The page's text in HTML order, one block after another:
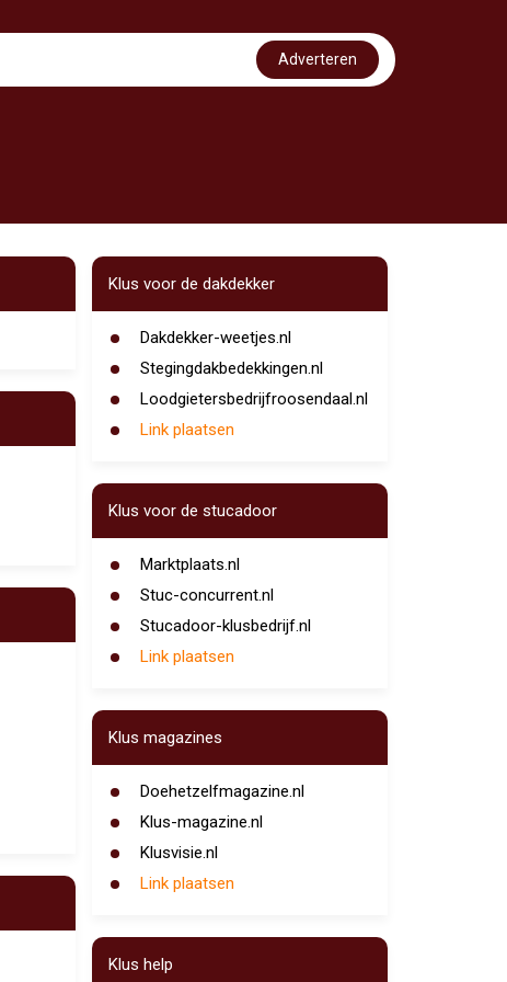
Adverteren
Klus voor de dakdekker
Dakdekker-weetjes.nl
Stegingdakbedekkingen.nl
Loodgietersbedrijfroosendaal.nl
Link plaatsen
Klus voor de stucadoor
Marktplaats.nl
Stuc-concurrent.nl
Stucadoor-klusbedrijf.nl
Link plaatsen
Klus magazines
Doehetzelfmagazine.nl
Klus-magazine.nl
Klusvisie.nl
Link plaatsen
Klus help